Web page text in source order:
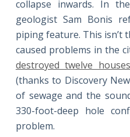
collapse inwards. In
geologist Sam Bonis
piping feature. This isn’t
caused problems in the
destroyed twelve
(thanks to Discovery
of sewage and the
330-foot-deep hole
problem.